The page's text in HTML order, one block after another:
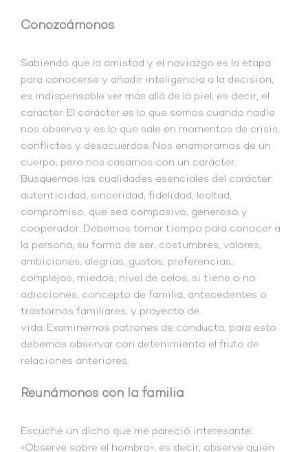
Conozcámonos
Sabiendo que la amistad y el noviazgo es la etapa
para conocerse y añadir inteligencia a la decisión,
es indispensable ver más allá de la piel, es decir, el
carácter. El carácter es lo que somos cuando nadie
nos observa y es lo que sale en momentos de crisis,
conflictos y desacuerdos. Nos enamoramos de un
cuerpo, pero nos casamos con un carácter.
Busquemos las cualidades esenciales del carácter:
autenticidad, sinceridad, fidelidad, lealtad,
compromiso, que sea compasivo, generoso y
cooperador. Debemos tomar tiempo para conocer a
la persona, su forma de ser, costumbres, valores,
ambiciones, alegrías, gustos, preferencias,
complejos, miedos, nivel de celos, si tiene o no
adicciones, concepto de familia, antecedentes o
trastornos familiares, y proyecto de
vida. Examinemos patrones de conducta, para esto
debemos observar con detenimiento el fruto de
relaciones anteriores.
Reunámonos con la familia
Escuché un dicho que me pareció interesante:
«Observe sobre el hombro», es decir, observe quién